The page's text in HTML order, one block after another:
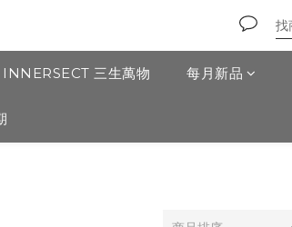
INNERSECT 三生萬物 每月新品